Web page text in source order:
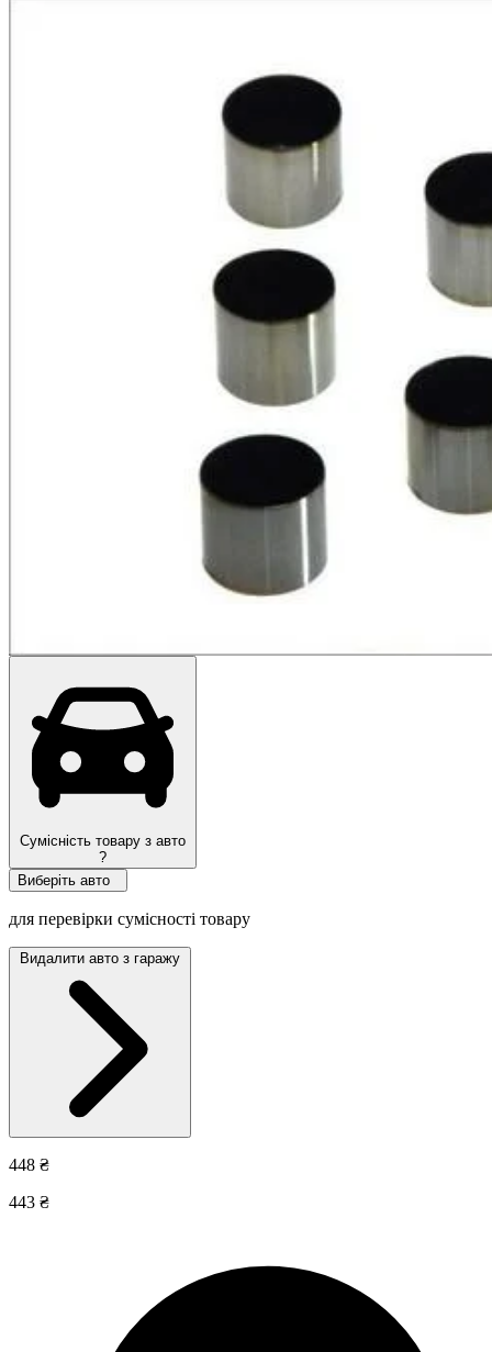
Сумісність товару з авто
?
Виберіть авто
для перевірки сумісності товару
Видалити авто з гаражу
448 ₴
443 ₴